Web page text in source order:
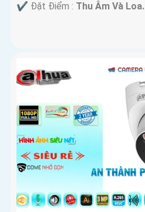
️✔️ Đặt Điểm : Thu Âm Và Loa.